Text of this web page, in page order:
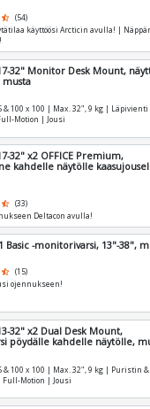
star_half (54)
käyttöösi Arcticin avulla! |
32" Monitor Desk Mount,
musta
& 100 x 100 | Max. 32", 9 kg | Läpivienti
Motion | Jousi
32" x2 OFFICE Premium,
kahdelle näytölle
star_half (33)
Deltacon avulla!
Basic -monitorivarsi, 13"-38",
star_half (15)
ojennukseen!
32" x2 Dual Desk Mount,
pöydälle kahdelle näytölle,
& 100 x 100 | Max. 32", 9 kg | Puristin &
Motion | Jousi